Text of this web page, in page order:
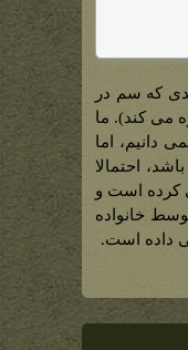
که سم در
می کند). ما
دانیم، اما
احتمالا
کرده است و
خانواده
داده است.